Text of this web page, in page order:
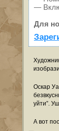
—
Для
Оскар
уйти”.
А вот